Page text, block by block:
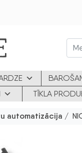
TĪKLA
automatizācija /